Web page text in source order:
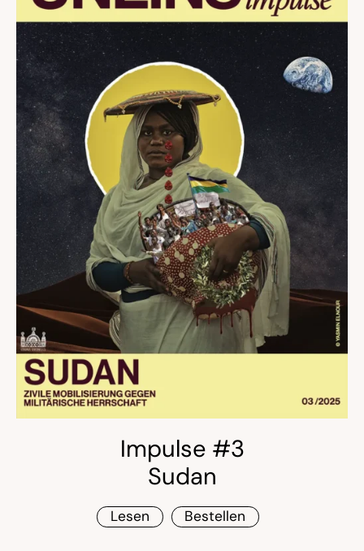
Impulse #3
Sudan
Lesen Bestellen